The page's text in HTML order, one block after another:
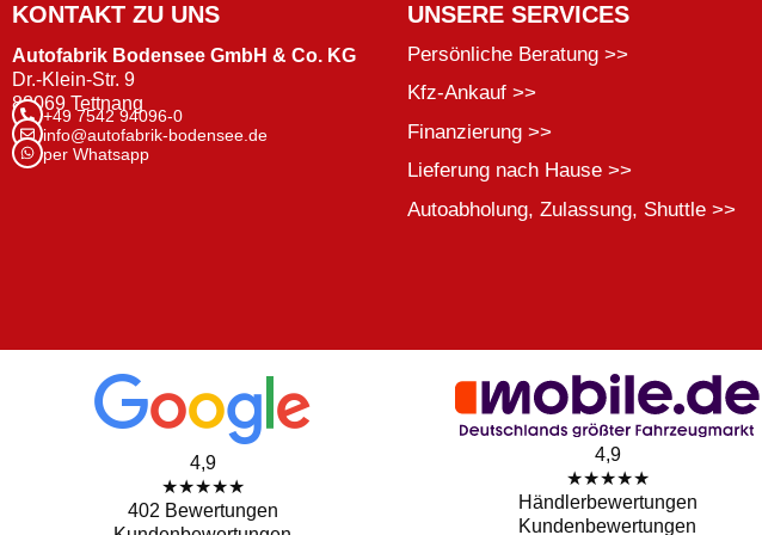
KONTAKT ZU UNS
Autofabrik Bodensee GmbH & Co. KG
Dr.-Klein-Str. 9
88069 Tettnang
+49 7542 94096-0
info@autofabrik-bodensee.de
per Whatsapp
UNSERE SERVICES
Persönliche Beratung >>
Kfz-Ankauf >>
Finanzierung >>
Lieferung nach Hause >>
Autoabholung, Zulassung, Shuttle >>
4,9
★★★★★
402 Bewertungen
4,9
★★★★★
Händlerbewertungen
Kundenbewertungen